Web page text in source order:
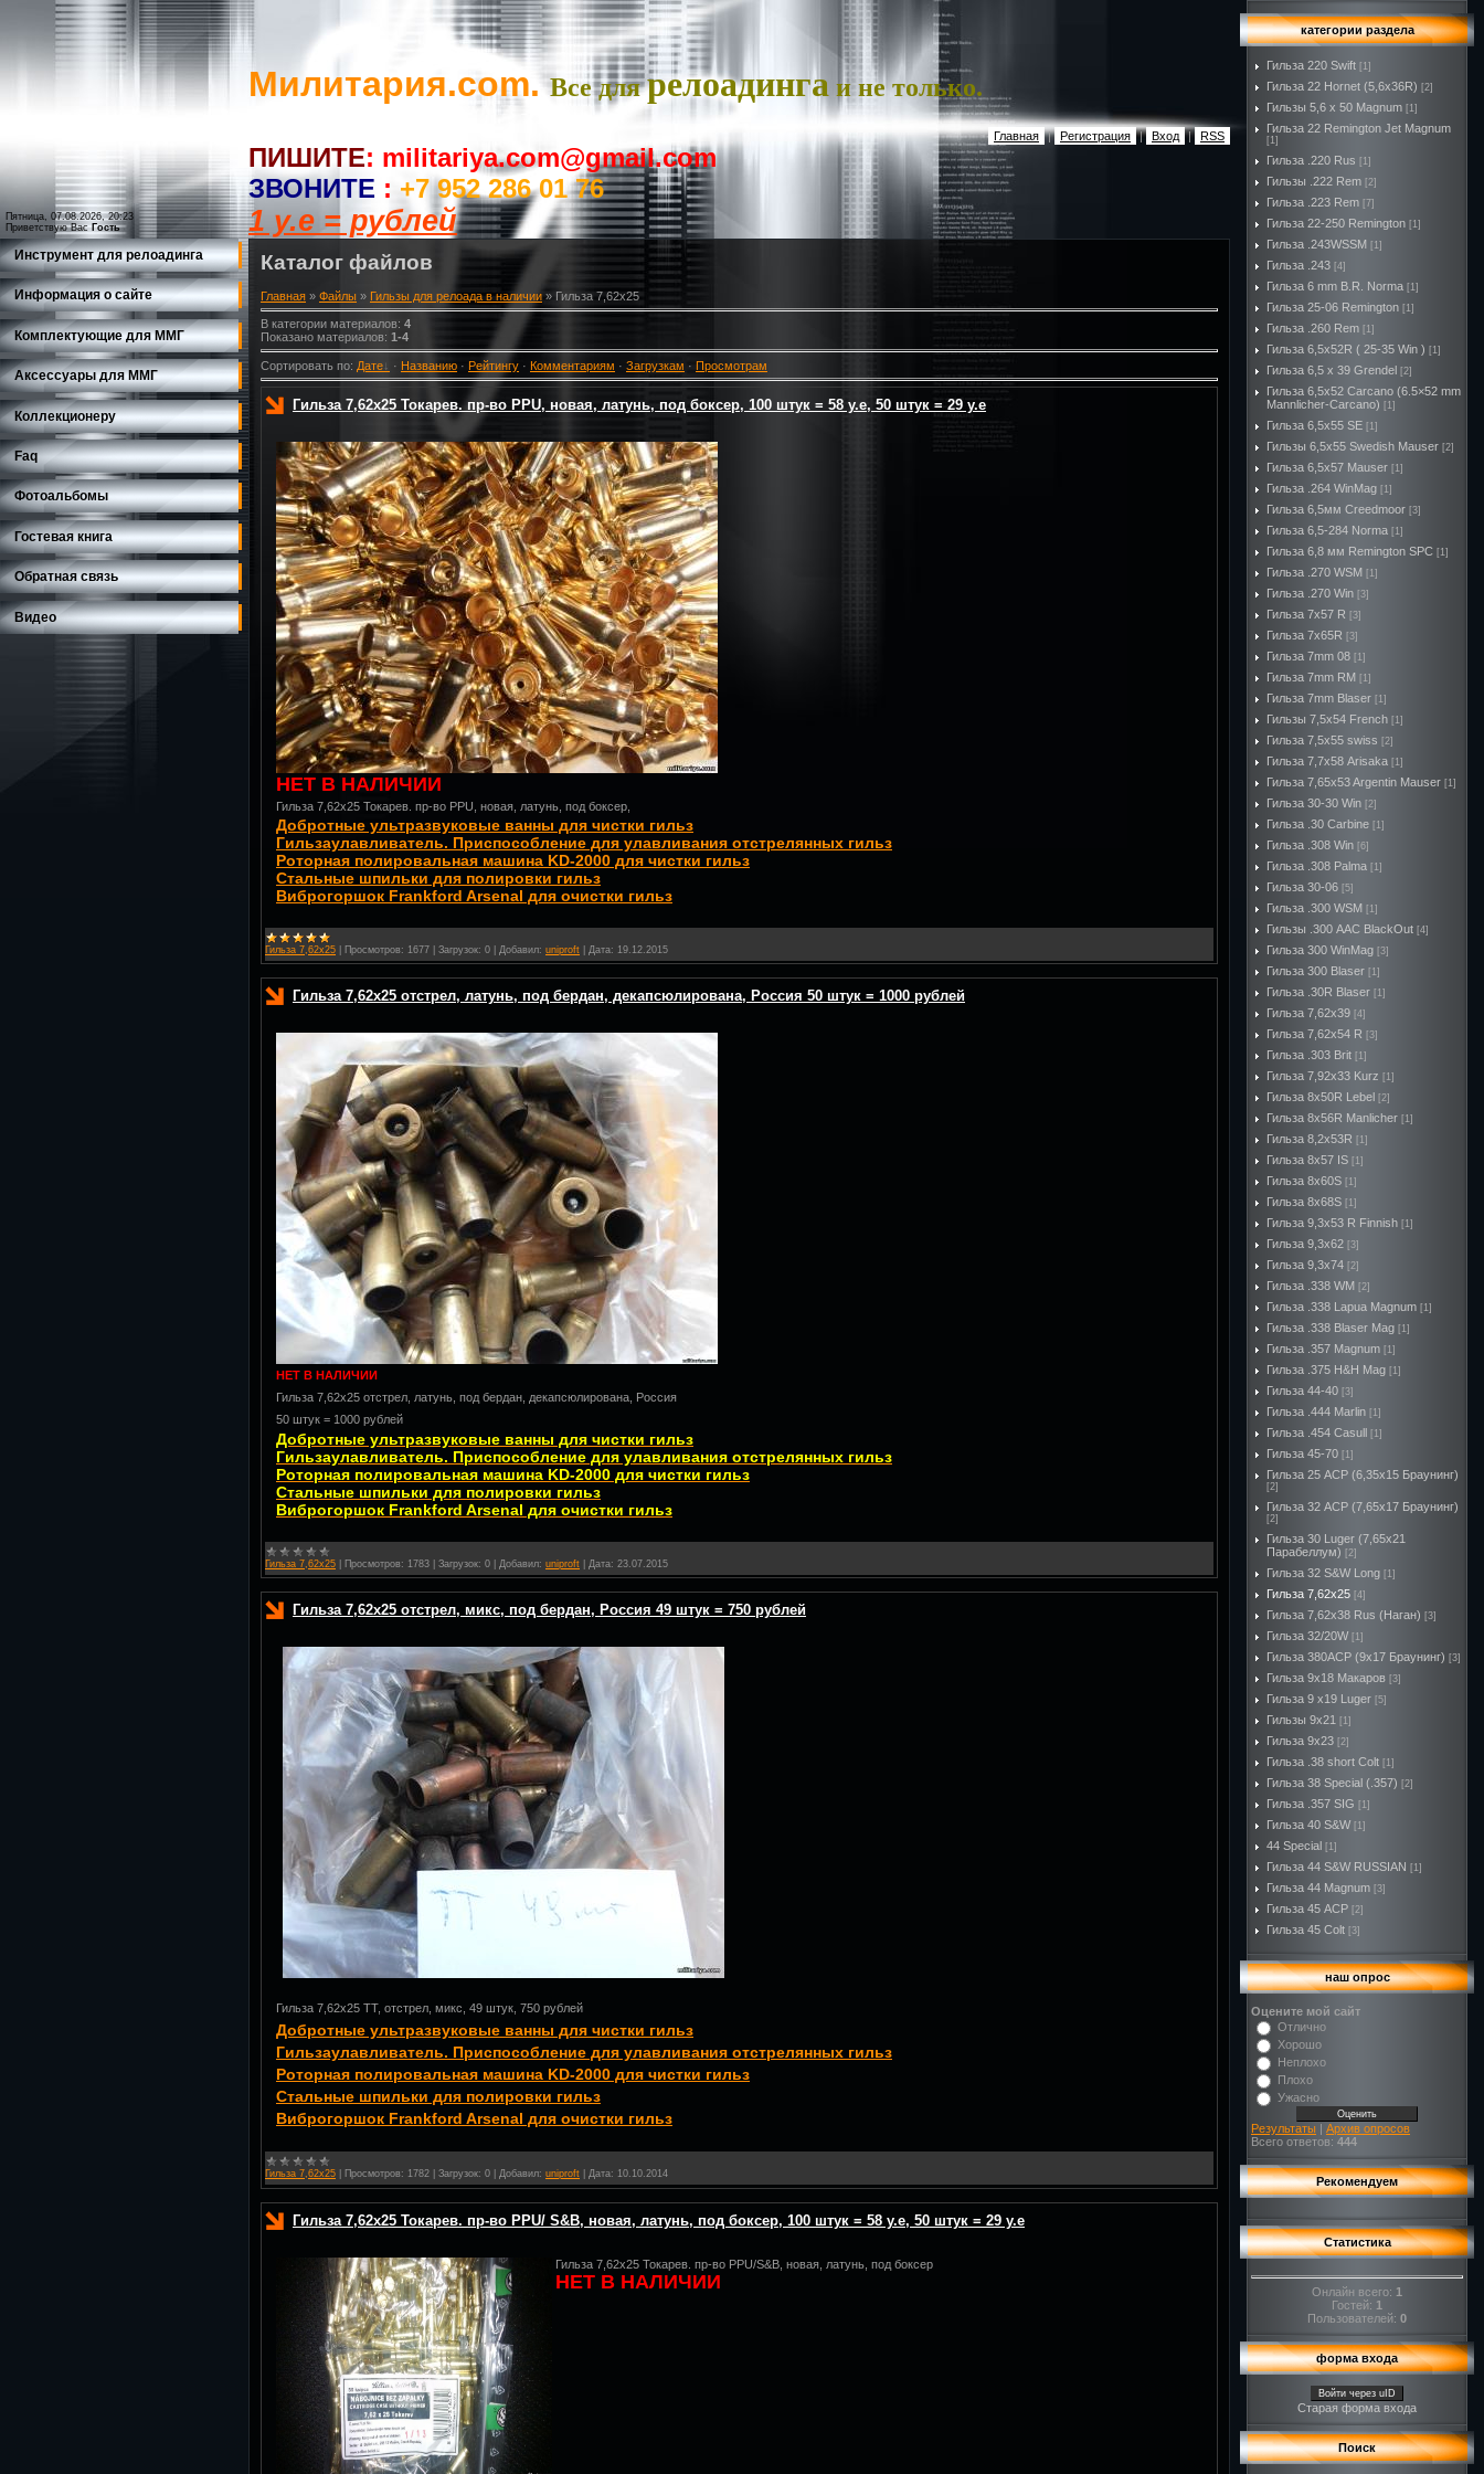
Пятница, 07.08.2026, 20:23
Приветствую Вас Гость
Милитария.com.Все длярелоадинга и не только.
Главная | Регистрация | Вход | RSS
ПИШИТЕ: militariya.com@gmail.com
ЗВОНИТЕ : +7 952 286 01 76
1 у.е = рублей
Инструмент для релоадинга
Информация о сайте
Комплектующие для ММГ
Аксессуары для ММГ
Коллекционеру
Faq
Фотоальбомы
Гостевая книга
Обратная связь
Видео
Каталог файлов
Главная » Файлы » Гильзы для релоада в наличии » Гильза 7,62х25
В категории материалов: 4
Показано материалов: 1-4
Сортировать по: Дате · Названию · Рейтингу · Комментариям · Загрузкам · Просмотрам
Гильза 7,62х25 Токарев. пр-во PPU, новая, латунь, под боксер, 100 штук = 58 у.е, 50 штук = 29 у.е
НЕТ В НАЛИЧИИ
Гильза 7,62х25 Токарев. пр-во PPU, новая, латунь, под боксер,
Добротные ультразвуковые ванны для чистки гильз
Гильзаулавливатель. Приспособление для улавливания отстрелянных гильз
Роторная полировальная машина KD-2000 для чистки гильз
Стальные шпильки для полировки гильз
Виброгоршок Frankford Arsenal для очистки гильз
Гильза 7,62х25 Просмотров: 1677 Загрузок: 0 Добавил: uniproft Дата: 19.12.2015
Гильза 7,62х25 отстрел, латунь, под бердан, декапсюлирована, Россия 50 штук = 1000 рублей
НЕТ В НАЛИЧИИ
Гильза 7,62х25 отстрел, латунь, под бердан, декапсюлирована, Россия
50 штук = 1000 рублей
Добротные ультразвуковые ванны для чистки гильз
Гильзаулавливатель. Приспособление для улавливания отстрелянных гильз
Роторная полировальная машина KD-2000 для чистки гильз
Стальные шпильки для полировки гильз
Виброгоршок Frankford Arsenal для очистки гильз
Гильза 7,62х25 Просмотров: 1783 Загрузок: 0 Добавил: uniproft Дата: 23.07.2015
Гильза 7,62х25 отстрел, микс, под бердан, Россия 49 штук = 750 рублей
Гильза 7,62х25 ТТ, отстрел, микс, 49 штук, 750 рублей
Добротные ультразвуковые ванны для чистки гильз
Гильзаулавливатель. Приспособление для улавливания отстрелянных гильз
Роторная полировальная машина KD-2000 для чистки гильз
Стальные шпильки для полировки гильз
Виброгоршок Frankford Arsenal для очистки гильз
Гильза 7,62х25 Просмотров: 1782 Загрузок: 0 Добавил: uniproft Дата: 10.10.2014
Гильза 7,62х25 Токарев. пр-во PPU/ S&B, новая, латунь, под боксер, 100 штук = 58 у.е, 50 штук = 29 у.е
Гильза 7,62х25 Токарев. пр-во PPU/S&B, новая, латунь, под боксер
НЕТ В НАЛИЧИИ
категории раздела
Гильза 220 Swift [1]
Гильза 22 Hornet (5,6х36R) [2]
Гильзы 5,6 х 50 Magnum [1]
Гильза 22 Remington Jet Magnum
[1]
Гильза .220 Rus [1]
Гильзы .222 Rem [2]
Гильза .223 Rem [7]
Гильза 22-250 Remington [1]
Гильза .243WSSM [1]
Гильза .243 [4]
Гильза 6 mm B.R. Norma [1]
Гильза 25-06 Remington [1]
Гильза .260 Rem [1]
Гильза 6,5x52R ( 25-35 Win ) [1]
Гильза 6,5 х 39 Grendel [2]
Гильза 6,5х52 Carcano (6.5×52 mm
Mannlicher-Carcano) [1]
Гильза 6,5х55 SE [1]
Гильзы 6,5х55 Swedish Mauser [2]
Гильза 6,5х57 Mauser [1]
Гильза .264 WinMag [1]
Гильза 6,5мм Creedmoor [3]
Гильза 6,5-284 Norma [1]
Гильза 6,8 мм Remington SPC [1]
Гильза .270 WSM [1]
Гильза .270 Win [3]
Гильза 7х57 R [3]
Гильза 7х65R [3]
Гильза 7mm 08 [1]
Гильза 7mm RM [1]
Гильза 7mm Blaser [1]
Гильзы 7,5x54 French [1]
Гильза 7,5x55 swiss [2]
Гильза 7,7х58 Arisaka [1]
Гильза 7,65x53 Argentin Mauser [1]
Гильза 30-30 Win [2]
Гильза .30 Carbine [1]
Гильза .308 Win [6]
Гильза .308 Palma [1]
Гильза 30-06 [5]
Гильза .300 WSM [1]
Гильзы .300 AAC BlackOut [4]
Гильза 300 WinMag [3]
Гильза 300 Blaser [1]
Гильза .30R Blaser [1]
Гильза 7,62х39 [4]
Гильза 7,62х54 R [3]
Гильза .303 Brit [1]
Гильза 7,92х33 Kurz [1]
Гильза 8x50R Lebel [2]
Гильза 8x56R Manlicher [1]
Гильза 8,2х53R [1]
Гильза 8х57 IS [1]
Гильза 8x60S [1]
Гильза 8х68S [1]
Гильза 9,3х53 R Finnish [1]
Гильза 9,3х62 [3]
Гильза 9,3х74 [2]
Гильза .338 WM [2]
Гильза .338 Lapua Magnum [1]
Гильза .338 Blaser Mag [1]
Гильза .357 Magnum [1]
Гильза .375 H&H Mag [1]
Гильза 44-40 [3]
Гильза .444 Marlin [1]
Гильза .454 Casull [1]
Гильза 45-70 [1]
Гильза 25 ACP (6,35х15 Браунинг)
[2]
Гильза 32 ACP (7,65х17 Браунинг)
[2]
Гильза 30 Luger (7,65х21
Парабеллум) [2]
Гильза 32 S&W Long [1]
Гильза 7,62х25 [4]
Гильза 7,62х38 Rus (Наган) [3]
Гильза 32/20W [1]
Гильза 380ACP (9х17 Браунинг) [3]
Гильза 9х18 Макаров [3]
Гильза 9 х19 Luger [5]
Гильзы 9х21 [1]
Гильза 9х23 [2]
Гильза .38 short Colt [1]
Гильза 38 Special (.357) [2]
Гильза .357 SIG [1]
Гильза 40 S&W [1]
44 Special [1]
Гильза 44 S&W RUSSIAN [1]
Гильза 44 Magnum [3]
Гильза 45 ACP [2]
Гильза 45 Colt [3]
наш опрос
Оцените мой сайт
Отлично
Хорошо
Неплохо
Плохо
Ужасно
Результаты | Архив опросов
Всего ответов: 444
Рекомендуем
Статистика
Онлайн всего: 1
Гостей: 1
Пользователей: 0
форма входа
Войти через uID
Старая форма входа
Поиск